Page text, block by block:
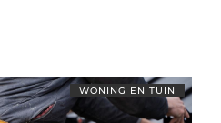
WONING EN TUIN